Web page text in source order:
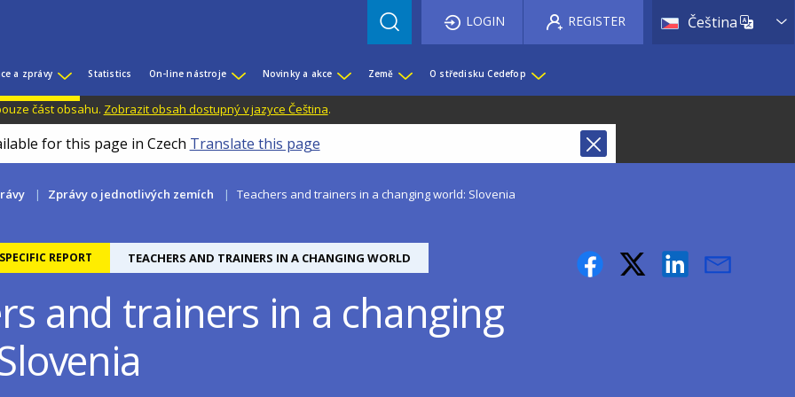
Čeština List
LOGIN REGISTER
a zprávy Statistics On-line nástroje Novinky a akce Země O středisku Cedefop
část obsahu. Zobrazit obsah dostupný v jazyce Čeština.
for this page in Czech Translate this page
Zprávy o jednotlivých zemích Teachers and trainers in a changing world: Slovenia
REPORT TEACHERS AND TRAINERS IN A CHANGING WORLD
and trainers in a changing